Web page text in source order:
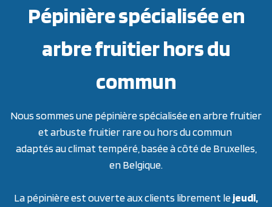
Pépinière spécialisée en
arbre fruitier hors du
commun
Nous sommes une pépinière spécialisée en arbre fruitier
et arbuste fruitier rare ou hors du commun
adaptés au climat tempéré, basée à côté de Bruxelles,
en Belgique.
La pépinière est ouverte aux clients librement lejeudi,